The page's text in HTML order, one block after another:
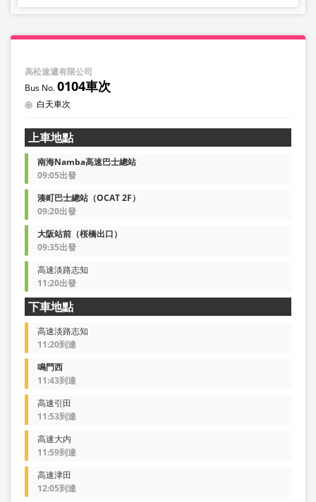
高松速遞有限公司
0104車次
白天車次
上車地點
南海Namba高速巴士總站
09:05出發
湊町巴士總站（OCAT 2F）
09:20出發
大阪站前（桜橋出口）
09:35出發
高速淡路志知
11:20出發
下車地點
高速淡路志知
11:20到達
鳴門西
11:43到達
高速引田
11:53到達
高速大内
11:59到達
高速津田
12:05到達